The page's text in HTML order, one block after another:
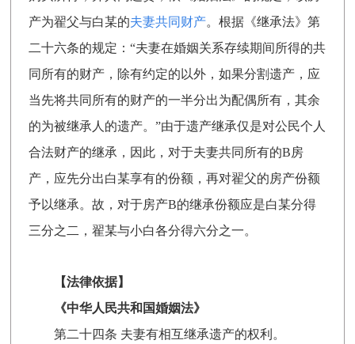
产为翟父与白某的夫妻共同财产。根据《继承法》第
二十六条的规定：“夫妻在婚姻关系存续期间所得的共
同所有的财产，除有约定的以外，如果分割遗产，应
当先将共同所有的财产的一半分出为配偶所有，其余
的为被继承人的遗产。”由于遗产继承仅是对公民个人
合法财产的继承，因此，对于夫妻共同所有的B房
产，应先分出白某享有的份额，再对翟父的房产份额
予以继承。故，对于房产B的继承份额应是白某分得
三分之二，翟某与小白各分得六分之一。
【法律依据】
《中华人民共和国婚姻法》
第二十四条 夫妻有相互继承遗产的权利。